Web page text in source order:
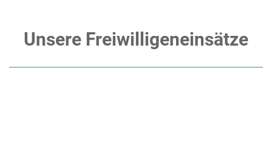
Unsere Freiwilligeneinsätze